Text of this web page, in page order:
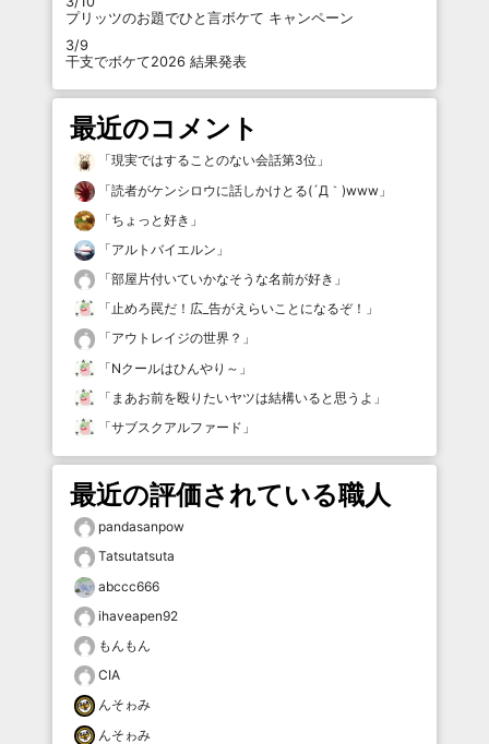
プリッツのお題でひと言ボケて キャンペーン
3/9
干支でボケて2026 結果発表
最近のコメント
「現実ではすることのない会話第3位 」
「読者がケンシロウに話しかけとる(´Д｀)www 」
「ちょっと好き 」
「アルトバイエルン 」
「部屋片付いていかなそうな名前が好き 」
「止めろ罠だ！広_告がえらいことになるぞ！ 」
「アウトレイジの世界？ 」
「Nクールはひんやり～ 」
「 まあお前を殴りたいヤツは結構いると思うよ 」
「サブスクアルファード 」
最近の評価されている職人
pandasanpow
Tatsutatsuta
abccc666
ihaveapen92
もんもん
CIA
んそゎみ
んそゎみ